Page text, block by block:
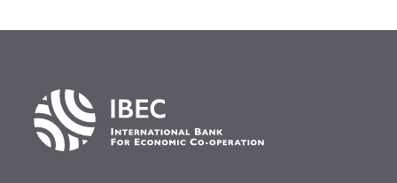
направлений деятельности.